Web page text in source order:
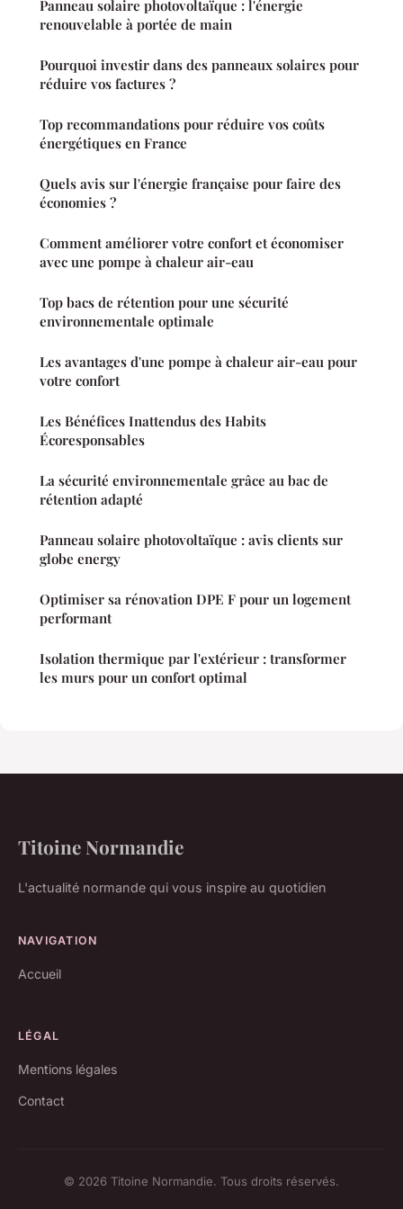
Panneau solaire photovoltaïque : l'énergie
renouvelable à portée de main
Pourquoi investir dans des panneaux solaires pour
réduire vos factures ?
Top recommandations pour réduire vos coûts
énergétiques en France
Quels avis sur l'énergie française pour faire des
économies ?
Comment améliorer votre confort et économiser
avec une pompe à chaleur air-eau
Top bacs de rétention pour une sécurité
environnementale optimale
Les avantages d'une pompe à chaleur air-eau pour
votre confort
Les Bénéfices Inattendus des Habits
Écoresponsables
La sécurité environnementale grâce au bac de
rétention adapté
Panneau solaire photovoltaïque : avis clients sur
globe energy
Optimiser sa rénovation DPE F pour un logement
performant
Isolation thermique par l'extérieur : transformer
les murs pour un confort optimal
Titoine Normandie
L'actualité normande qui vous inspire au quotidien
NAVIGATION
Accueil
LÉGAL
Mentions légales
Contact
© 2026 Titoine Normandie. Tous droits réservés.